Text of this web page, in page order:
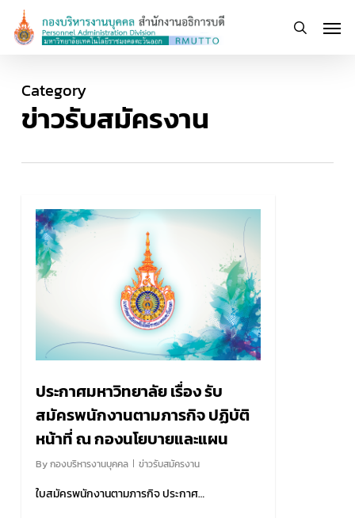
main
search
Category
ข่าวรับสมัครงาน
ประกาศมหาวิทยาลัย เรื่อง รับ
สมัครพนักงานตามภารกิจ ปฏิบัติ
หน้าที่ ณ กองนโยบายและแผน
Byกองบริหารงานบุคคล ข่าวรับสมัครงาน
ใบสมัครพนักงานตามภารกิจ ประกาศ…
0